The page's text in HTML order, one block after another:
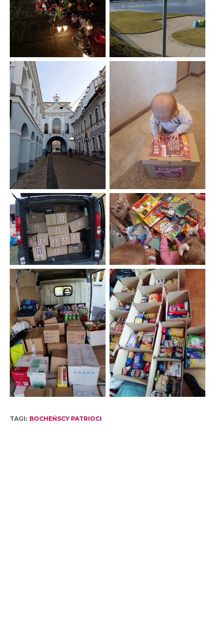
TAGI: BOCHEŃSCY PATRIOCI